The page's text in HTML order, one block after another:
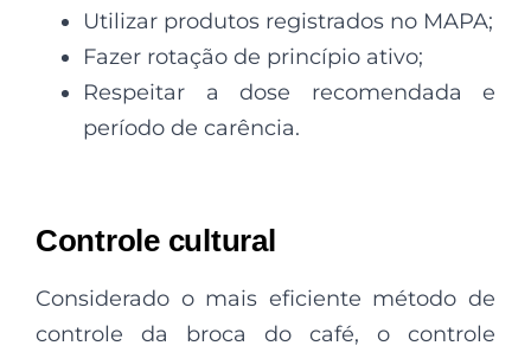
Utilizar produtos registrados no MAPA;
Fazer rotação de princípio ativo;
Respeitar a dose recomendada e
período de carência.
Controle cultural
Considerado o mais eficiente método de
controle da broca do café, o controle